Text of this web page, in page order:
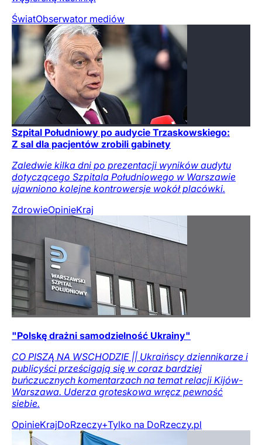
ŚwiatObserwator mediów
Szpital Południowy po audycie Trzaskowskiego:
Z sal dla pacjentów zrobili gabinety
Zaledwie kilka dni po prezentacji wyników audytu
dotyczącego Szpitala Południowego w Warszawie
ujawniono kolejne kontrowersje wokół placówki.
ZdrowieOpinieKraj
"Polskę drażni samodzielność Ukrainy"
CO PISZĄ NA WSCHODZIE || Ukraińscy dziennikarze i
publicyści prześcigają się w coraz bardziej
buńczucznych komentarzach na temat relacji Kijów-
Warszawa. Uderza groteskowa wręcz pewność
siebie.
OpinieKrajDoRzeczy+Tylko na DoRzeczy.pl